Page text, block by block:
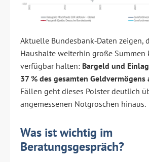
Aktuelle Bundesbank‑Daten zeigen,
Haushalte weiterhin große Summen
verfügbar halten: Bargeld und
37 % des gesamten Geldvermögens
Fällen geht dieses Polster deutlich
angemessenen Notgroschen hinaus.
Was ist wichtig im
Beratungsgespräch?